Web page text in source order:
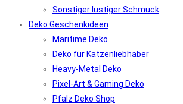
Sonstiger lustiger Schmuck
Deko Geschenkideen
Maritime Deko
Deko für Katzenliebhaber
Heavy-Metal Deko
Pixel-Art & Gaming Deko
Pfalz Deko Shop